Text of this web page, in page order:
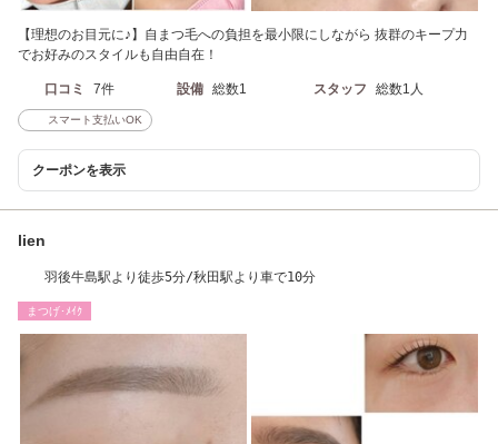
【理想のお目元に♪】自まつ毛への負担を最小限にしながら 抜群のキープ力
でお好みのスタイルも自由自在！
口コミ 7件 設備 総数1 スタッフ 総数1人
スマート支払いOK
クーポンを表示
lien
羽後牛島駅より徒歩5分/秋田駅より車で10分
まつげ･ﾒｲｸ